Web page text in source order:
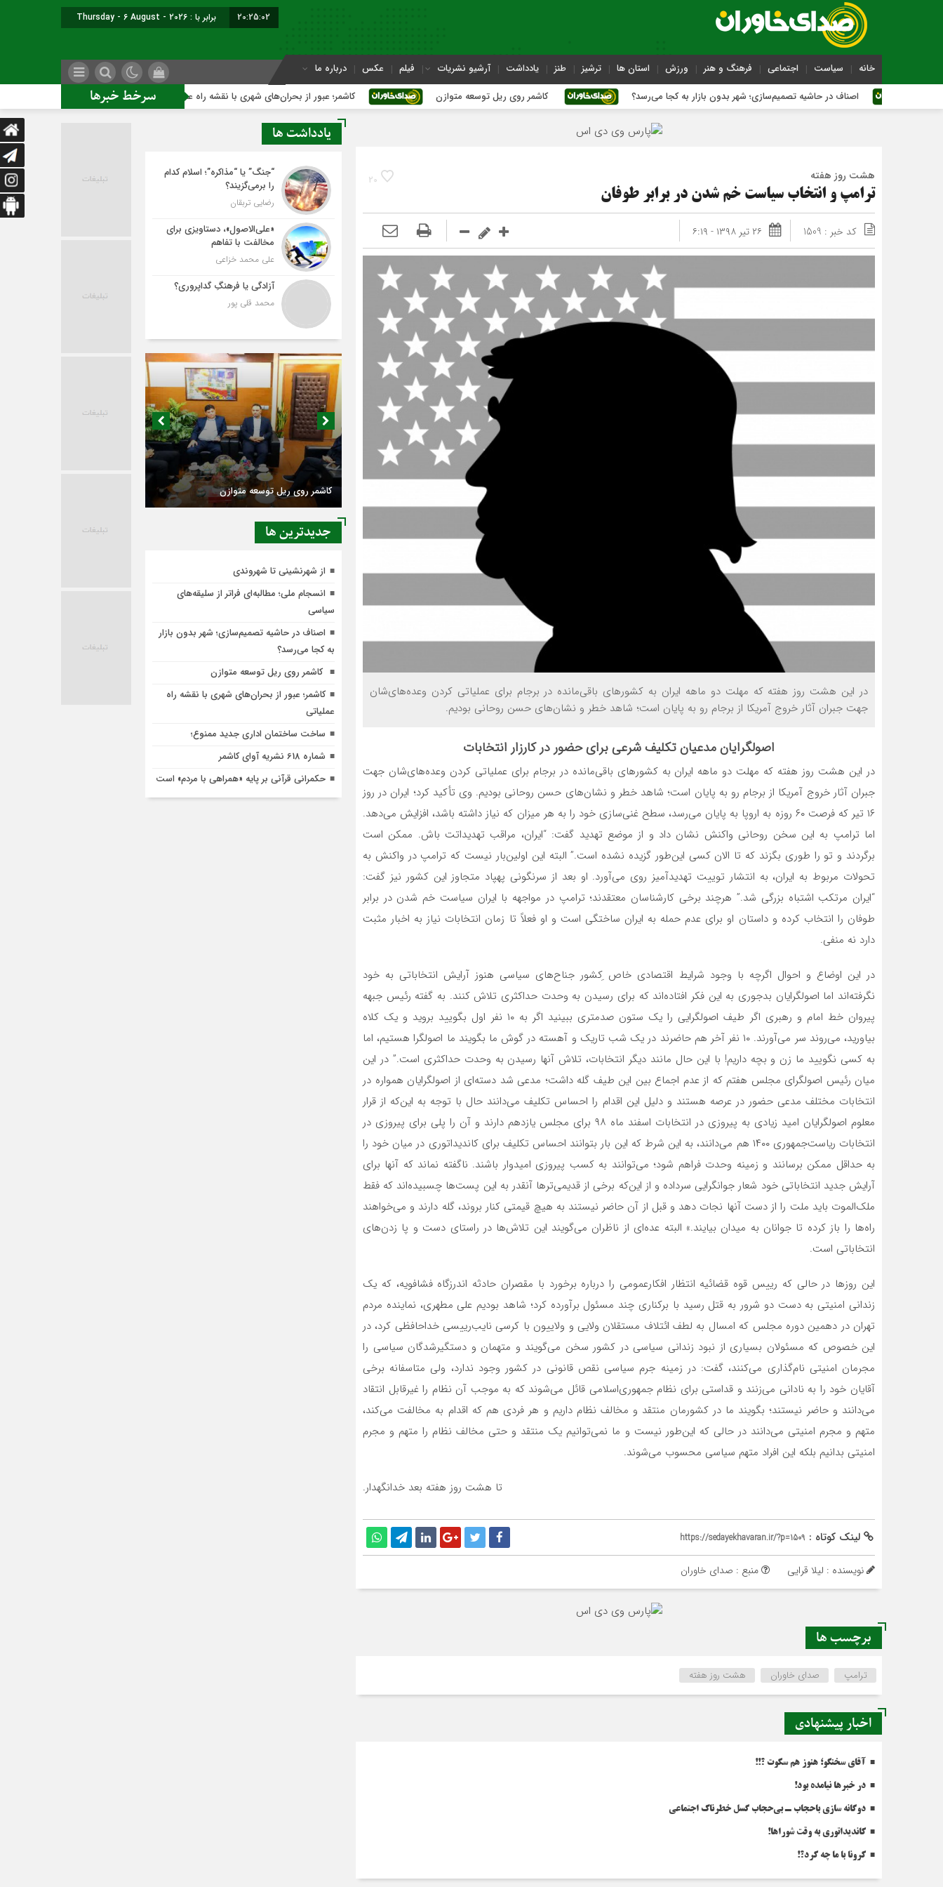
20:25:03 امروز : پنجشنبه, ۱۵ مرداد , ۱۴۰۵
خانه سیاست اجتماعی فرهنگ و هنر ورزش استان ها ترشیز طنز یادداشت آرشیو نشریات فیلم عکس درباره ما
سرخط خبرها اصناف در حاشیه تصمیم‌سازی؛ شهر بدون بازار به کجا می‌رسد؟ کاشمر روی ریل توسعه متوازن کاشمر؛ عبور از بحران‌های شهری با نقشه راه عملیاتی ساخت ساختمان اداری جدید ممنوع؛
20 هشت روز هفته
ترامپ و انتخاب سیاست خم شدن در برابر طوفان
کد خبر : 1509 ۲۶ تیر ۱۳۹۸ - ۶:۱۹
در این هشت روز هفته که مهلت دو ماهه ایران به کشورهای باقی‌مانده در برجام برای عملیاتی کردن وعده‌های‌شان
جهت جبران آثار خروج آمریکا از برجام رو به پایان است؛ شاهد خطر و نشان‌های حسن روحانی بودیم.
اصولگرایان مدعیان تکلیف شرعی برای حضور در کارزار انتخابات
در این هشت روز هفته که مهلت دو ماهه ایران به کشورهای باقی‌مانده در برجام برای عملیاتی کردن وعده‌های‌شان جهت
جبران آثار خروج آمریکا از برجام رو به پایان است؛ شاهد خطر و نشان‌های حسن روحانی بودیم. وی تأکید کرد؛ ایران در روز
۱۶ تیر که فرصت ۶۰ روزه به اروپا به پایان می‌رسد، سطح غنی‌سازی خود را به هر میزان که نیاز داشته باشد، افزایش می‌دهد.
اما ترامپ به این سخن روحانی واکنش نشان داد و از موضع تهدید گفت: “ایران، مراقب تهدیداتت باش. ممکن است
برگردند و تو را طوری بگزند که تا الان کسی این‌طور گزیده نشده است.” البته این اولین‌بار نیست که ترامپ در واکنش به
تحولات مربوط به ایران، به انتشار توییت تهدیدآمیز روی می‌آورد. او بعد از سرنگونی پهپاد متجاوز این کشور نیز گفت:
“ایران مرتکب اشتباه بزرگی شد.” هرچند برخی کارشناسان معتقدند؛ ترامپ در مواجهه با ایران سیاست خم شدن در برابر
طوفان را انتخاب کرده و داستان او برای عدم حمله به ایران ساختگی است و او فعلاً تا زمان انتخابات نیاز به اخبار مثبت
دارد نه منفی.
در این اوضاع و احوال اگرچه با وجود شرایط اقتصادی خاص ِکشور جناح‌های سیاسی هنوز آرایش انتخاباتی به خود
نگرفته‌اند اما اصولگرایان بدجوری به این فکر افتاده‌اند که برای رسیدن به وحدت حداکثری تلاش کنند. به گفته رئیس جبهه
پیروان خط امام و رهبری اگر طیف اصولگرایی را یک ستون صدمتری ببینید اگر به ۱۰ نفر اول بگویید بروید و یک کلاه
بیاورید، می‌روند سر می‌آورند. ۱۰ نفر آخر هم حاضرند در یک شب تاریک و آهسته در گوش ما بگویند ما اصولگرا هستیم، اما
به کسی نگویید ما زن و بچه داریم! با این حال مانند دیگر انتخابات، تلاش آنها رسیدن به وحدت حداکثری است.” در این
میان رئیس اصولگرای مجلس هفتم که از عدم اجماع بین این طیف گله داشت؛ مدعی شد دسته‌ای از اصولگرایان همواره در
انتخابات مختلف مدعی حضور در عرصه هستند و دلیل این اقدام را احساس تکلیف می‌دانند حال با توجه به این‌که از قرار
معلوم اصولگرایان امید زیادی به پیروزی در انتخابات اسفند ماه ۹۸ برای مجلس یازدهم دارند و آن را پلی برای پیروزی در
انتخابات ریاست‌جمهوری ۱۴۰۰ هم می‌دانند، به این شرط که این بار بتوانند احساس تکلیف برای کاندیداتوری در میان خود را
به حداقل ممکن برسانند و زمینه وحدت فراهم شود؛ می‌توانند به کسب پیروزی امیدوار باشند. ناگفته نماند که آنها برای
آرایش جدید انتخاباتی خود شعار جوانگرایی سرداده و از این‌که برخی از قدیمی‌ترها آنقدر به این پست‌ها چسبیده‌اند که فقط
ملک‌الموت باید ملت را از دست آنها نجات دهد و قبل از آن حاضر نیستند به هیچ قیمتی کنار بروند، گله دارند و می‌خواهند
راه‌ها را باز کرده تا جوانان به میدان بیایند.» البته عده‌ای از ناظران می‌گویند این تلاش‌ها در راستای دست و پا زدن‌های
انتخاباتی است.
این روزها در حالی که رییس قوه قضائیه انتظار افکارعمومی را درباره برخورد با مقصران حادثه اندرزگاه فشافویه، که یک
زندانی امنیتی به دست دو شرور به قتل رسید با برکناری چند مسئول برآورده کرد؛ شاهد بودیم علی مطهری، نماینده مردم
تهران در دهمین دوره مجلس كه امسال به لطف ائتلاف مستقلان ولایی و ولاییون با كرسی نایب‌رییسی خداحافظی كرد، در
این خصوص که مسئولان بسیاری از نبود زندانی سیاسی در كشور سخن می‌گویند و متهمان و دستگیرشدگان سیاسی را
مجرمان امنیتی نام‌گذاری می‌كنند، گفت: در زمینه جرم سیاسی نقص قانونی در كشور وجود ندارد، ولی متاسفانه برخی
آقایان خود را به نادانی می‌زنند و قداستی برای نظام جمهوری‌اسلامی قائل می‌شوند كه به موجب آن نظام را غیرقابل انتقاد
می‌دانند و حاضر نیستند؛ بگویند ما در كشورمان منتقد و مخالف نظام داریم و هر فردی هم كه اقدام به مخالفت می‌كند،
متهم و مجرم امنیتی می‌دانند در حالی كه این‌طور نیست و ما نمی‌توانیم یك منتقد و حتی مخالف نظام را متهم و مجرم
امنیتی بدانیم بلكه این افراد متهم سیاسی محسوب می‌شوند.
تا هشت روز هفته بعد خدانگهدار.
لینک کوتاه : https://sedayekhavaran.ir/?p=1509
نویسنده : لیلا قرایی منبع : صدای خاوران
برچسب ها
ترامپ صدای خاوران هشت روز هفته
اخبار پیشنهادی
آقای سخنگو؛ هنوز هم سکوت ؟!!
در خبرها نیامده بود!
دوگانه سازی باحجاب ـ بی‌حجاب گسل خطرناک اجتماعی
کاندیداتوری به وقت شوراها!
کرونا با ما چه کرد؟!
یادداشت ها
“جنگ” یا “مذاکره”؛ اسلام کدام
را برمی‌گزیند؟
رضایی تربقان
«علی‌الاصول»، دستاویزی برای
مخالفت با تفاهم
علی محمد خزاعی
آزادگی یا فرهنگِ گداپروری؟
محمد قلی پور
کاشمر روی ریل توسعه متوازن
جديدترين ها
از شهرنشینی تا شهروندی
انسجام ملی؛ مطالبه‌ای فراتر از سلیقه‌های
سیاسی
اصناف در حاشیه تصمیم‌سازی؛ شهر بدون بازار
به کجا می‌رسد؟
کاشمر روی ریل توسعه متوازن
کاشمر؛ عبور از بحران‌های شهری با نقشه راه
عملیاتی
ساخت ساختمان اداری جدید ممنوع؛
شماره 618 نشریه آوای کاشمر
حکمرانی قرآنی بر پایه «همراهی با مردم» است